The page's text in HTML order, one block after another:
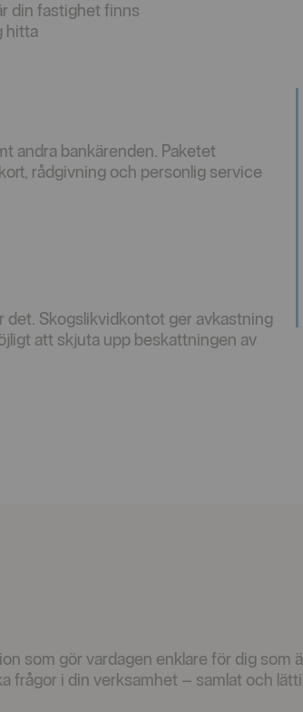
din fastighet finns
hitta
andra bankärenden. Paketet
rådgivning och personlig service
det. Skogslikvidkontot ger avkastning
att skjuta upp beskattningen av
som gör vardagen enklare för dig som
frågor i din verksamhet – samlat och